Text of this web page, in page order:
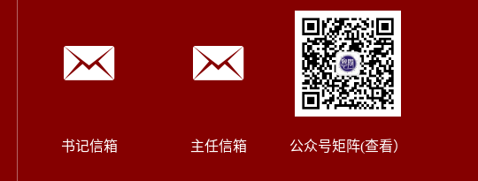
书记信箱 主任信箱 公众号矩阵(查看）